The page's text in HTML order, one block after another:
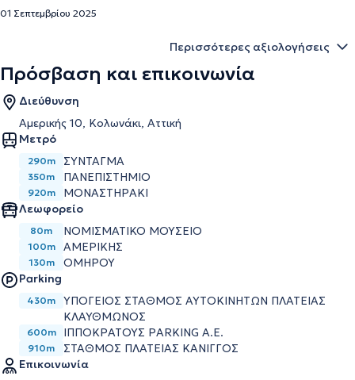
01 Σεπτεμβρίου 2025
Περισσότερες αξιολογήσεις
Πρόσβαση και επικοινωνία
Διεύθυνση
Αμερικής 10, Κολωνάκι, Αττική
Μετρό
290m ΣΎΝΤΑΓΜΑ
350m ΠΑΝΕΠΙΣΤΉΜΙΟ
920m
ΜΟΝΑΣΤΗΡΆΚΙ
Λεωφορείο
80m ΝΟΜΙΣΜΑΤΙΚΟ ΜΟΥΣΕΙΟ
100m ΑΜΕΡΙΚΗΣ
130m
ΟΜΗΡΟΥ
Parking
430m
ΥΠΌΓΕΙΟΣ ΣΤΑΘΜΌΣ ΑΥΤΟΚΙΝΉΤΩΝ ΠΛΑΤΕΊΑΣ
ΚΛΑΥΘΜΏΝΟΣ
600m ΙΠΠΟΚΡΆΤΟΥΣ PARKING Α.Ε.
910m
ΣΤΑΘΜΌΣ ΠΛΑΤΕΊΑΣ ΚΆΝΙΓΓΟΣ
Επικοινωνία